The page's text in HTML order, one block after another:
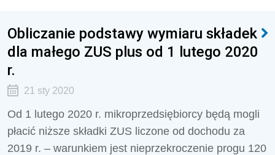
Obliczanie podstawy wymiaru składek
dla małego ZUS plus od 1 lutego 2020
r.
21 sty 2020
Od 1 lutego 2020 r. mikroprzedsiębiorcy będą mogli
płacić niższe składki ZUS liczone od dochodu za
2019 r. – warunkiem jest nieprzekroczenie progu 120